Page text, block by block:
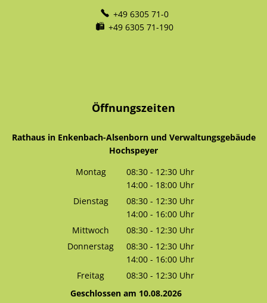
+49 6305 71-0
+49 6305 71-190
Öffnungszeiten
Rathaus in Enkenbach-Alsenborn und Verwaltungsgebäude
Hochspeyer
Montag
08:30 - 12:30 Uhr
Von 08:30 bis 12:30 Uhr
14:00 - 18:00 Uhr
Von 14:00 bis 18:00 Uhr
Dienstag 08:30 - 12:30 Uhr
Von 08:30 bis 12:30 Uhr
14:00 - 16:00 Uhr
Von 14:00 bis 16:00 Uhr
Mittwoch 08:30 - 12:30 Uhr
Von 08:30 bis 12:30 Uhr
Donnerstag 08:30 - 12:30 Uhr
Von 08:30 bis 12:30 Uhr
14:00 - 16:00 Uhr
Von 14:00 bis 16:00 Uhr
Freitag 08:30 - 12:30 Uhr
Von 08:30 bis 12:30 Uhr
Geschlossen am 10.08.2026